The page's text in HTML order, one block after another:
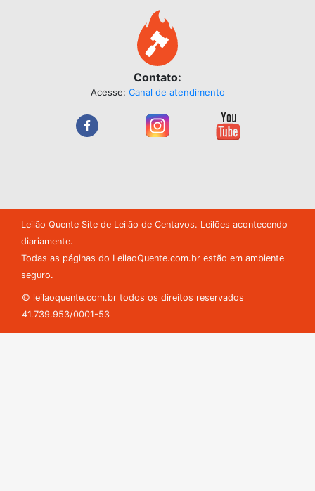
Contato:
Acesse: Canal de atendimento
Leilão Quente Site de Leilão de Centavos. Leilões acontecendo
diariamente.
Todas as páginas do LeilaoQuente.com.br estão em ambiente
seguro.
© leilaoquente.com.br todos os direitos reservados
41.739.953/0001-53